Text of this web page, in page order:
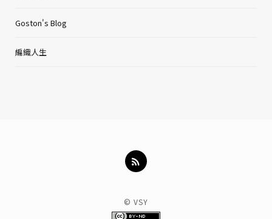
Goston's Blog
編織人生
© VSY